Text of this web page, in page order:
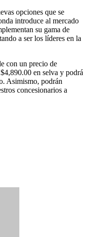
opciones que se
introduce al mercado
su gama de
a ser los líderes en la
con un precio de
en selva y podrá
Asimismo, podrán
concesionarios a